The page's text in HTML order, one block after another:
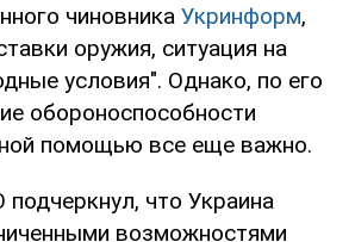
чиновника Укринформ,
оружия, ситуация на
условия". Однако, по его
обороноспособности
помощью все еще важно.
что Украина
возможностями